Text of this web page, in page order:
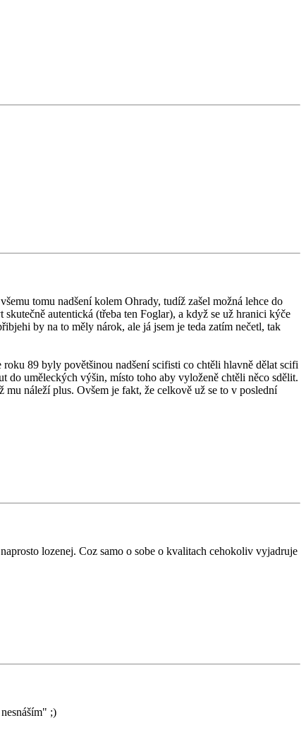
tomu nadšení kolem Ohrady, tudíž zašel možná lehce do
autentická (třeba ten Foglar), a když se už hranici kýče
by na to měly nárok, ale já jsem je teda zatím nečetl, tak
89 byly povětšinou nadšení scifisti co chtěli hlavně dělat scifi
uměleckých výšin, místo toho aby vyloženě chtěli něco sdělit.
náleží plus. Ovšem je fakt, že celkově už se to v poslední
lozenej. Coz samo o sobe o kvalitach cehokoliv vyjadruje
;)